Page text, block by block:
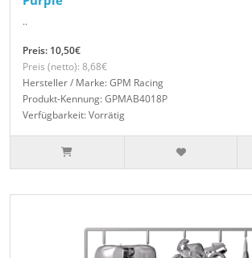
..
Preis: 10,50€
Preis (netto): 8,68€
Hersteller / Marke: GPM Racing
Produkt-Kennung: GPMAB4018P
Verfügbarkeit: Vorrätig